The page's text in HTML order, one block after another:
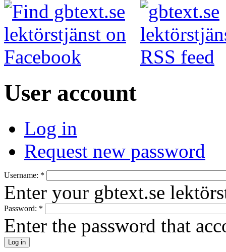
User account
Log in
Request new password
Username: *
Enter your gbtext.se
Password: *
Enter the password that